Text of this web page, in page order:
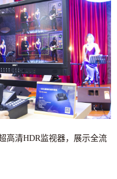
高清HDR监视器，展示全流